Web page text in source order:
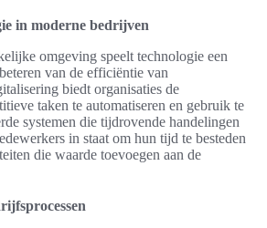
in moderne bedrijven
omgeving speelt technologie een
van de efficiëntie van
biedt organisaties de
taken te automatiseren en gebruik te
systemen die tijdrovende handelingen
in staat om hun tijd te besteden
die waarde toevoegen aan de